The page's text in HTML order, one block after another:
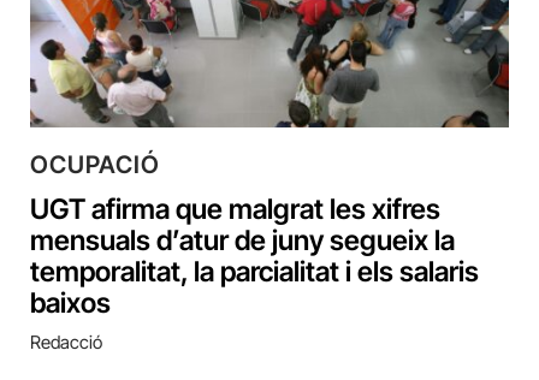
OCUPACIÓ
UGT afirma que malgrat les xifres
mensuals d’atur de juny segueix la
temporalitat, la parcialitat i els salaris
baixos
Redacció